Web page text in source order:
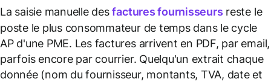
La saisie manuelle desfactures fournisseurs reste le
poste le plus consommateur de temps dans le cycle
AP d'une PME. Les factures arrivent en PDF, par email,
parfois encore par courrier. Quelqu'un extrait chaque
donnée (nom du fournisseur, montants, TVA, date et